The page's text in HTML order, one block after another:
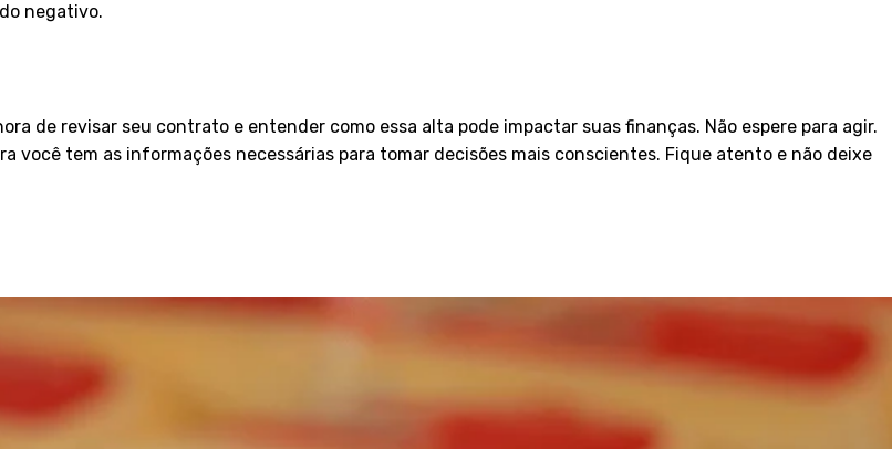
negativo.
de revisar seu contrato e entender como essa alta pode impactar suas finanças. Não espere para agir.
você tem as informações necessárias para tomar decisões mais conscientes. Fique atento e não deixe